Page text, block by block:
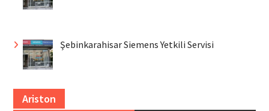
Şebinkarahisar Siemens Yetkili Servisi
Ariston